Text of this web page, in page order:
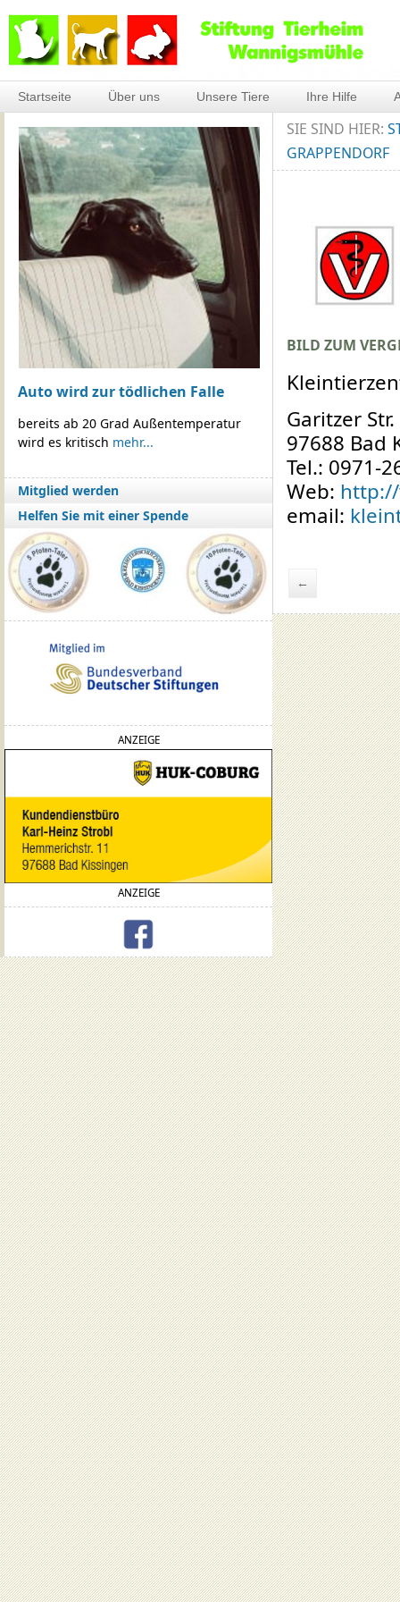
Startseite Über uns Unsere Tiere Ihre Hilfe
Auto wird zur tödlichen Falle
bereits ab 20 Grad Außentemperatur
wird es kritisch mehr...
Mitglied werden
Helfen Sie mit einer Spende
ANZEIGE
ANZEIGE
SIE SIND HIER:
GRAPPENDORF
BILD ZUM
Garitzer
97688 Bad
Tel.: 0971-
Web:
email:
←